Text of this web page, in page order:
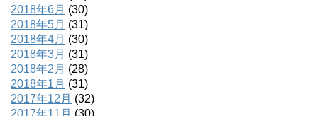
2018年6月 (30)
2018年5月 (31)
2018年4月 (30)
2018年3月 (31)
2018年2月 (28)
2018年1月 (31)
2017年12月 (32)